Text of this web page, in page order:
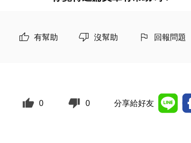
有幫助 沒幫助 回報問題
0 0 分享給好友